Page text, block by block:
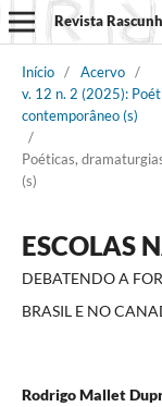
Revista
Início / Acervo /
v. 12 n. 2 (2025):
contemporâneo (s)
/
Poéticas,
(s)
ESCOLAS
DEBATENDO A
BRASIL E NO
Rodrigo Mallet